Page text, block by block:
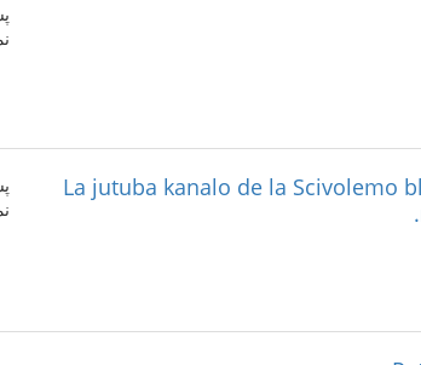
La jutuba kanalo de la Scivolemo